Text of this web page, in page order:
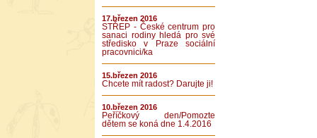
17.březen 2016
STŘEP - České centrum pro
sanaci rodiny hledá pro své
středisko v Praze sociální
pracovnici/ka
15.březen 2016
Chcete mít radost? Darujte ji!
10.březen 2016
Peříčkový den/Pomozte
dětem se koná dne 1.4.2016